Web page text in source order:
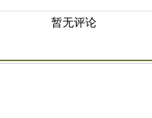
暂无评论